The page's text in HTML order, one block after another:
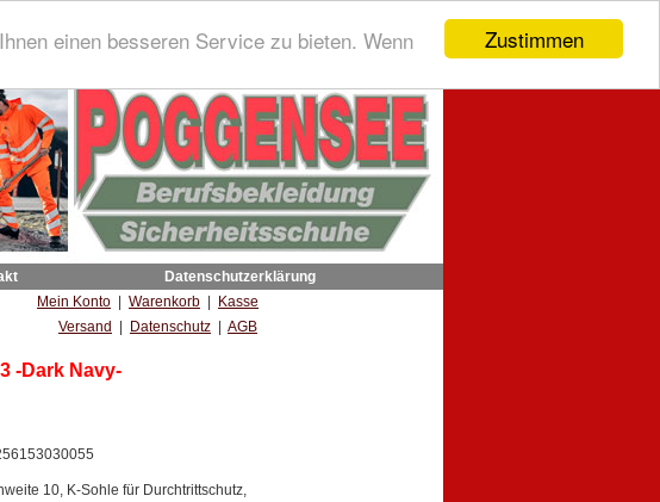
Zustimmen
einen besseren Service zu bieten. Wenn
Datenschutzerklärung
Mein Konto Warenkorb
Kasse
Versand
Datenschutz AGB
-Dark Navy-
10, K-Sohle für Durchtrittschutz,